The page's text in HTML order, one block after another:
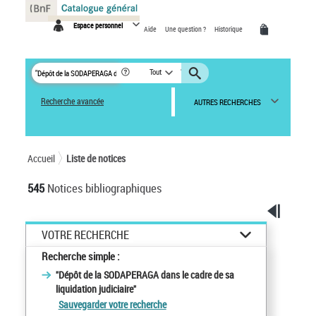
Espace personnel Aide Une question ? Historique
Tout
Recherche avancée AUTRES RECHERCHES
Accueil Liste de notices
545Notices bibliographiques
VOTRE RECHERCHE
Recherche simple :
"Dépôt de la SODAPERAGA dans le cadre de sa
liquidation judiciaire"
Sauvegarder votre recherche
Panneau de gestion des cookies